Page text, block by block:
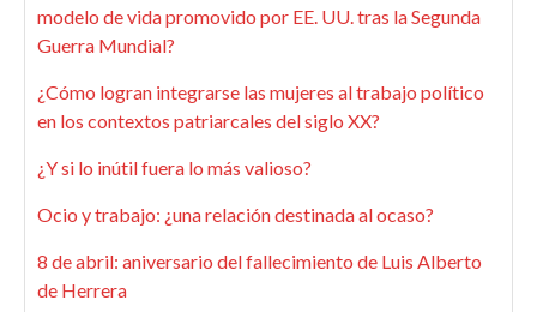
modelo de vida promovido por EE. UU. tras la Segunda
Guerra Mundial?
¿Cómo logran integrarse las mujeres al trabajo político
en los contextos patriarcales del siglo XX?
¿Y si lo inútil fuera lo más valioso?
Ocio y trabajo: ¿una relación destinada al ocaso?
8 de abril: aniversario del fallecimiento de Luis Alberto
de Herrera